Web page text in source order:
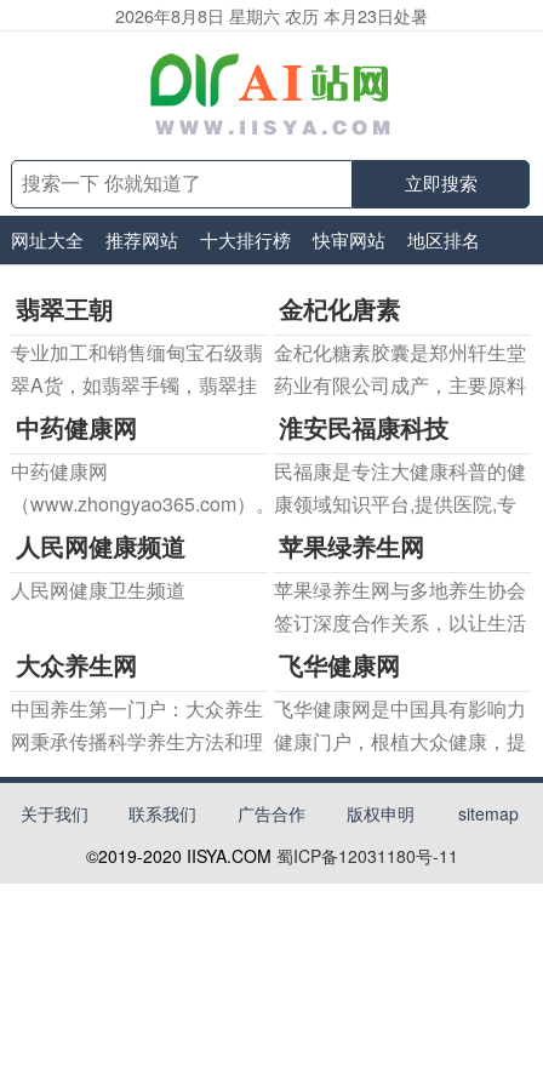
2026年8月8日 星期六 农历 本月23日处暑
立即搜索
网址大全 推荐网站 十大排行榜 快审网站 地区排名
翡翠王朝
专业加工和销售缅甸宝石级翡
翠A货，如翡翠手镯，翡翠挂
件，翡翠项链，翡翠观音，翡
翠如意，翡翠貔貅及各种贵金
属镶嵌的翡翠饰品，同时展示
翡翠挂件图片，翡翠手镯图
片，并发布权威可靠的翡翠价
格：如翡翠手镯价格，翡
金杞化唐素
金杞化糖素胶囊是郑州轩生堂
药业有限公司成产，主要原料
有：山药、牛膝、地黄、菊
花、黄芪、山楂、枸杞子，经
过严格的功能试验，具有辅助
降血糖、辅助降血脂的保健功
能
中药健康网
中药健康网
（www.zhongyao365.com）。
淮安民福康科技
民福康是专注大健康科普的健
康领域知识平台,提供医院,专
家,疾病,科室等详细信息,由权
威专家生产的科普视频,文章,
问答,音频等权威内容,同时还
打造了原创医疗漫画和直播栏
目,向大众传播健康、权威
人民网健康频道
人民网健康卫生频道
苹果绿养生网
苹果绿养生网与多地养生协会
签订深度合作关系，以让生活
更健康为宗旨，专注于天然养
生保健知识，从营养学、中医
学、健康管理学、美容学、心
理学、运动学等不同维度分享
养生之道和生活保健常识，是
国内专
大众养生网
中国养生第一门户：大众养生
网秉承传播科学养生方法和理
念将养生贯穿于日常生活，真
正做到让养生大众化，全民化
飞华健康网
飞华健康网是中国具有影响力
健康门户，根植大众健康，提
供科学权威的健康资讯，从医
疗健康,保健到母婴育儿、两性
主研发健康类软件，凭借丰富
关于我们 联系我们 广告合作 版权申明
sitemap
©2019-2020 IISYA.COM 蜀ICP备12031180号-11